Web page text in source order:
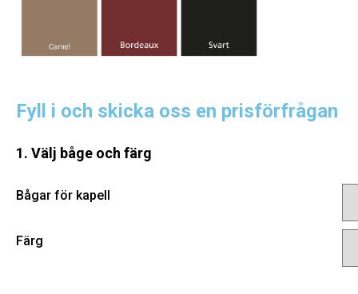
Fyll i och skicka oss en prisförfrågan
1. Välj båge och färg
Bågar för kapell
Färg